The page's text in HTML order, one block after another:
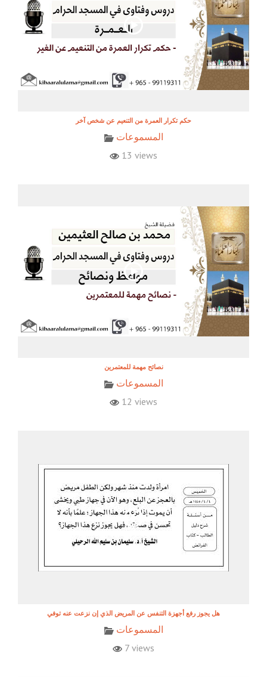
حكم تكرار العمرة من التنعيم عن شخص آخر
المسموعات
13 views
نصائح مهمة للمعتمرين
المسموعات
12 views
هل يجوز رفع أجهزة التنفس عن المريض الذي إن نزعت عنه توفي
المسموعات
7 views